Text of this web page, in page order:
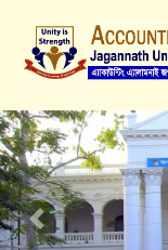
Previous